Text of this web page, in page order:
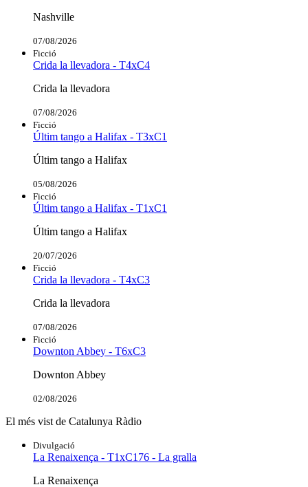
Nashville
07/08/2026
Ficció
Crida la llevadora - T4xC4
Crida la llevadora
07/08/2026
Ficció
Últim tango a Halifax - T3xC1
Últim tango a Halifax
05/08/2026
Ficció
Últim tango a Halifax - T1xC1
Últim tango a Halifax
20/07/2026
Ficció
Crida la llevadora - T4xC3
Crida la llevadora
07/08/2026
Ficció
Downton Abbey - T6xC3
Downton Abbey
02/08/2026
El més vist de Catalunya Ràdio
Divulgació
La Renaixença - T1xC176 - La gralla
La Renaixença